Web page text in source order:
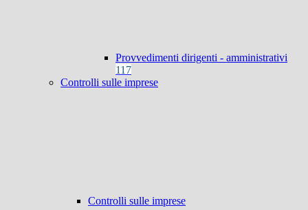
Provvedimenti dirigenti - amministrativi
117
Controlli sulle imprese
Controlli sulle imprese